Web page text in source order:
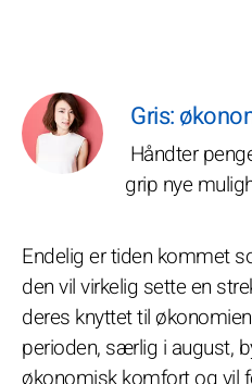
Gris:
Håndter
grip nye
Endelig er tiden kommet
den vil virkelig sette en
deres knyttet til
perioden, særlig i august,